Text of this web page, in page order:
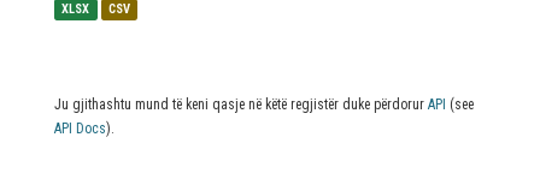
XLSX CSV
Ju gjithashtu mund të keni qasje në këtë regjistër duke përdorur API (see
API Docs).